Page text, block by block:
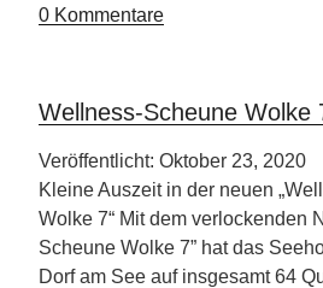
0 Kommentare
Wellness-Scheune Wolke
Veröffentlicht: Oktober 23, 2020
Kleine Auszeit in der neuen
Wolke 7“ Mit dem verlockenden
Scheune Wolke 7” hat das
Dorf am See auf insgesamt 64